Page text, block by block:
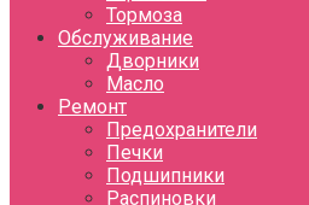
Тормоза
Обслуживание
Дворники
Масло
Ремонт
Предохранители
Печки
Подшипники
Распиновки